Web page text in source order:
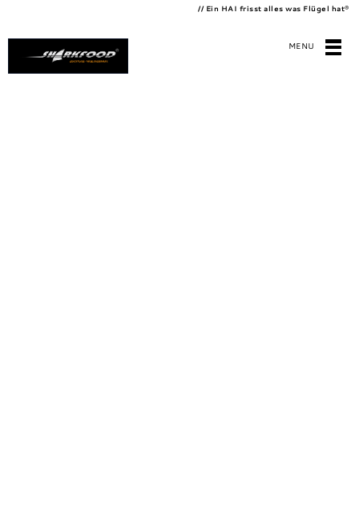
// Ein HAI frisst alles was Flügel hat®
MENU